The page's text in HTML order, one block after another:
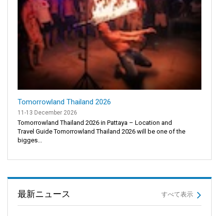
Tomorrowland Thailand 2026
11-13 December 2026
Tomorrowland Thailand 2026 in Pattaya – Location and
Travel Guide Tomorrowland Thailand 2026 will be one of the
bigges...
最新ニュース すべて表示